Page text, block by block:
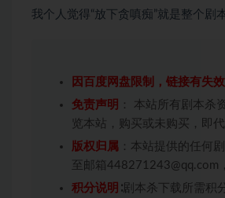
我个人觉得“放下贪嗔痴”就是整个剧
因百度网盘限制，链接有失
免责声明 ： 本站所有剧本杀
览本站，购买或未购买，即
版权归属 ：本站提供的任何
至邮箱448271243@qq.com
积分说明 ∶剧本杀下载所需积